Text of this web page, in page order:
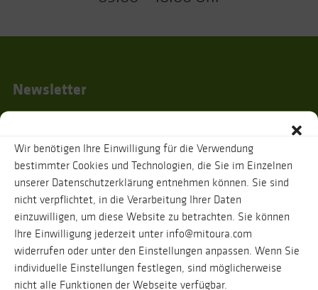
Wir benötigen Ihre Einwilligung für die Verwendung
bestimmter Cookies und Technologien, die Sie im Einzelnen
unserer Datenschutzerklärung entnehmen können. Sie sind
nicht verpflichtet, in die Verarbeitung Ihrer Daten
einzuwilligen, um diese Website zu betrachten. Sie können
Ihre Einwilligung jederzeit unter info@mitoura.com
widerrufen oder unter den Einstellungen anpassen. Wenn Sie
individuelle Einstellungen festlegen, sind möglicherweise
nicht alle Funktionen der Webseite verfügbar.
Newsletter
Ich habe dieDatenschutzhinweisegelesen und stimme zu, dass zur
Bestätigung meiner Angaben eine Nachricht an oben genannte E-Mail-
Adresse verschickt wird. Ihre Daten werden selbstverständlich vertraulich
behandelt. Eine Abmeldung vom Newsletter ist jederzeit möglich.